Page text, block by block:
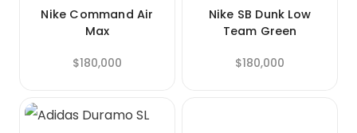
Nike Command Air
Max
$180,000
Nike SB Dunk Low
Team Green
$180,000